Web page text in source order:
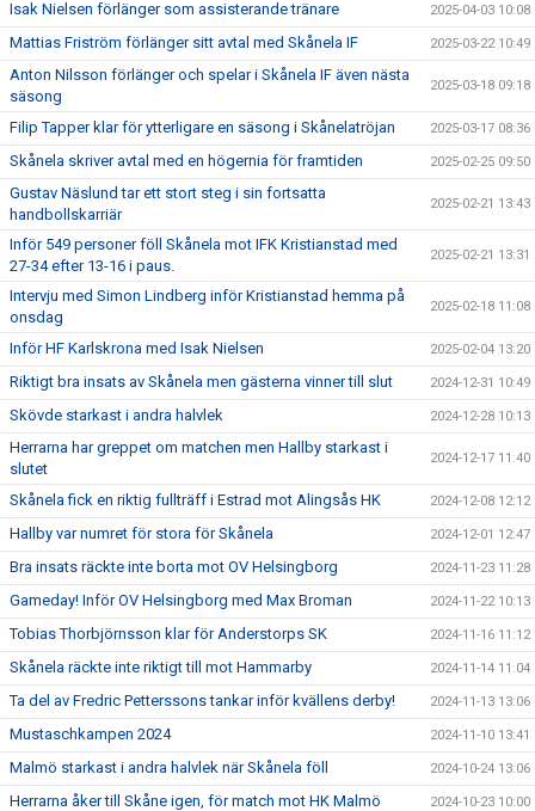
Isak Nielsen förlänger som assisterande tränare 2025-04-03 10:08
Mattias Friström förlänger sitt avtal med Skånela IF 2025-03-22 10:49
Anton Nilsson förlänger och spelar i Skånela IF även nästa
säsong
2025-03-18 09:18
Filip Tapper klar för ytterligare en säsong i Skånelatröjan 2025-03-17 08:36
Skånela skriver avtal med en högernia för framtiden 2025-02-25 09:50
Gustav Näslund tar ett stort steg i sin fortsatta
handbollskarriär
2025-02-21 13:43
Inför 549 personer föll Skånela mot IFK Kristianstad med
27-34 efter 13-16 i paus.
2025-02-21 13:31
Intervju med Simon Lindberg inför Kristianstad hemma på
onsdag
2025-02-18 11:08
Inför HF Karlskrona med Isak Nielsen 2025-02-04 13:20
Riktigt bra insats av Skånela men gästerna vinner till slut 2024-12-31 10:49
Skövde starkast i andra halvlek 2024-12-28 10:13
Herrarna har greppet om matchen men Hallby starkast i
slutet
2024-12-17 11:40
Skånela fick en riktig fullträff i Estrad mot Alingsås HK 2024-12-08 12:12
Hallby var numret för stora för Skånela 2024-12-01 12:47
Bra insats räckte inte borta mot OV Helsingborg 2024-11-23 11:28
Gameday! Inför OV Helsingborg med Max Broman 2024-11-22 10:13
Tobias Thorbjörnsson klar för Anderstorps SK 2024-11-16 11:12
Skånela räckte inte riktigt till mot Hammarby 2024-11-14 11:04
Ta del av Fredric Petterssons tankar inför kvällens derby! 2024-11-13 13:06
Mustaschkampen 2024 2024-11-10 13:41
Malmö starkast i andra halvlek när Skånela föll 2024-10-24 13:06
Herrarna åker till Skåne igen, för match mot HK Malmö 2024-10-23 10:00